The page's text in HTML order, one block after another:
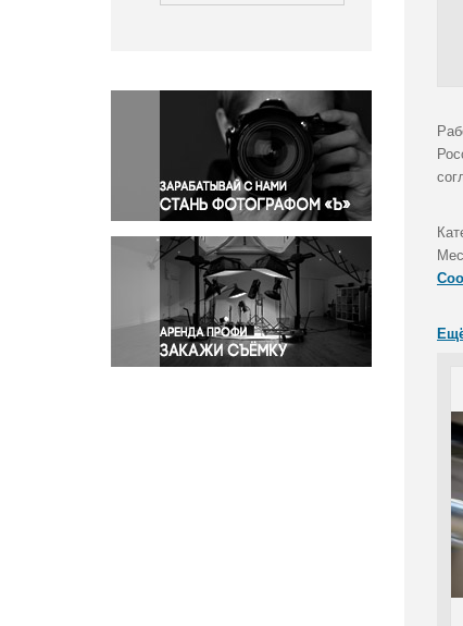
Окружающая среда
Политика
Правосудие
Происшествия и конфликты
Религия
Светская жизнь
Спорт
Экология
Экономика и бизнес